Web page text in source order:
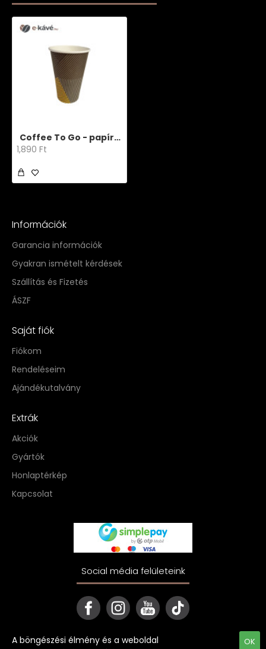
Coffee To Go - papírpohár 3 dl (50 db)
1,890 Ft
Információk
Garancia információk
Gyakran ismételt kérdések
Szállítás és Fizetés
ÁSZF
Saját fiók
Fiókom
Rendeléseim
Ajándékutalvány
Extrák
Akciók
Gyártók
Honlaptérkép
Kapcsolat
Social média felületeink
OK
A böngészési élmény és a weboldal